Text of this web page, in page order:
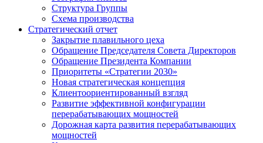
Структура Группы
Схема производства
Стратегический отчет
Закрытие плавильного цеха
Обращение Председателя Совета Директоров
Обращение Президента Компании
Приоритеты «Стратегии 2030»
Новая стратегическая концепция
Клиентоориентированный взгляд
Развитие эффективной конфигурации
перерабатывающих мощностей
Дорожная карта развития перерабатывающих
мощностей